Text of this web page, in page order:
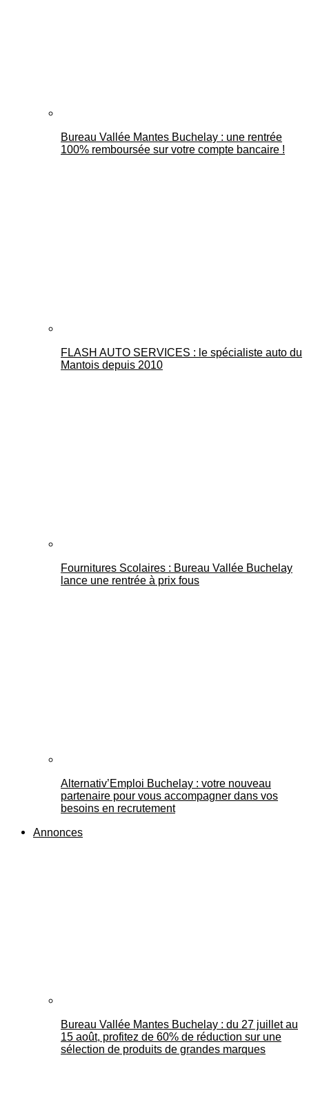
Bureau Vallée Mantes Buchelay : une rentrée
100% remboursée sur votre compte bancaire !
FLASH AUTO SERVICES : le spécialiste auto du
Mantois depuis 2010
Fournitures Scolaires : Bureau Vallée Buchelay
lance une rentrée à prix fous
Alternativ’Emploi Buchelay : votre nouveau
partenaire pour vous accompagner dans vos
besoins en recrutement
Annonces
Bureau Vallée Mantes Buchelay : du 27 juillet au
15 août, profitez de 60% de réduction sur une
sélection de produits de grandes marques